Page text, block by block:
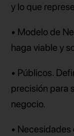
y lo que
• Modelo de
haga viable y
• Públicos.
precisión para
negocio.
•